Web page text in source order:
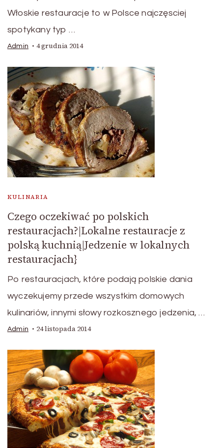
Włoskie restauracje to w Polsce najczęsciej
spotykany typ …
Admin 4 grudnia 2014
KULINARIA
Czego oczekiwać po polskich
restauracjach?|Lokalne restauracje z
polską kuchnią|Jedzenie w lokalnych
restauracjach}
Po restauracjach, które podają polskie dania
wyczekujemy przede wszystkim domowych
kulinariów, innymi słowy rozkosznego jedzenia, …
Admin 24 listopada 2014